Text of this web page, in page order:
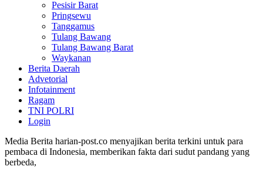
Pesisir Barat
Pringsewu
Tanggamus
Tulang Bawang
Tulang Bawang Barat
Waykanan
Berita Daerah
Advetorial
Infotainment
Ragam
TNI POLRI
Login
Media Berita harian-post.co menyajikan berita terkini untuk para
pembaca di Indonesia, memberikan fakta dari sudut pandang yang
berbeda,